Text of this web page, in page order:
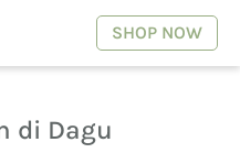
SHOP NOW
di Dagu